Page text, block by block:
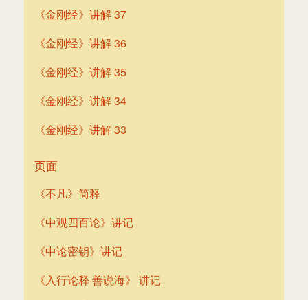
《金刚经》讲解 37
《金刚经》讲解 36
《金刚经》讲解 35
《金刚经》讲解 34
《金刚经》讲解 33
页面
《不凡》简释
《中观四百论》讲记
《中论密钥》讲记
《入行论释·善说海》 讲记